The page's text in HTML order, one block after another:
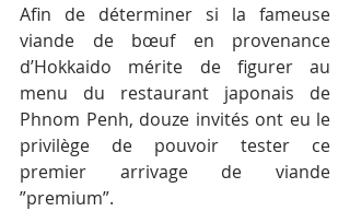
Afin de déterminer si la fameuse
viande de bœuf en provenance
d’Hokkaido mérite de figurer au
menu du restaurant japonais de
Phnom Penh, douze invités ont eu le
privilège de pouvoir tester ce
premier arrivage de viande
”premium”.